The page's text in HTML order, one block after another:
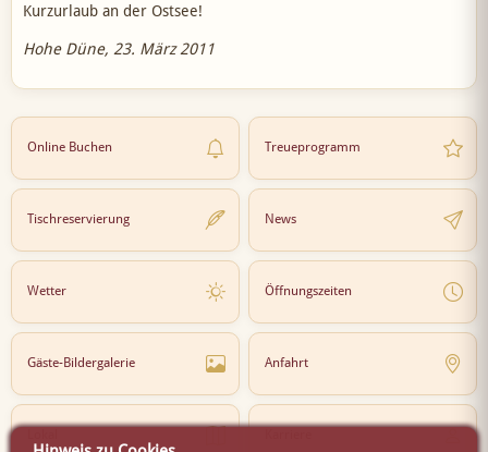
Kurzurlaub an der Ostsee!
Hohe Düne, 23. März 2011
Online Buchen Treueprogramm
Tischreservierung News
Wetter Öffnungszeiten
Gäste-Bildergalerie Anfahrt